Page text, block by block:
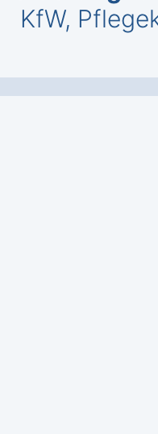
KfW,